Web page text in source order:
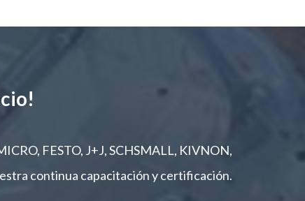
FESTO, J+J, SCHSMALL, KIVNON,
continua capacitación y certificación.